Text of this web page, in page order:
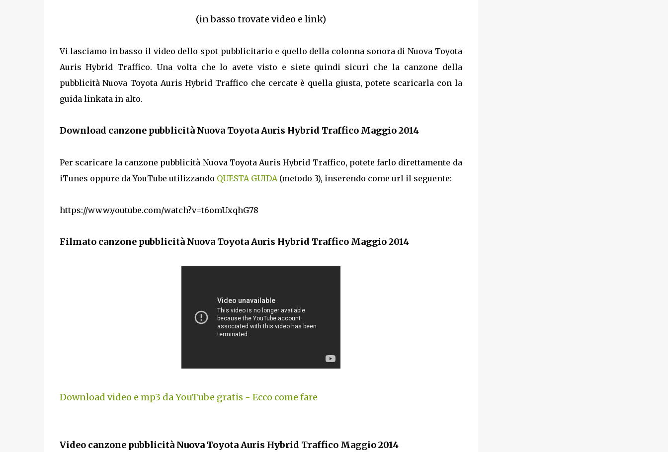
(in basso trovate video e link)
Vi lasciamo in basso il video dello spot pubblicitario e quello della colonna sonora di Nuova Toyota
Auris Hybrid Traffico. Una volta che lo avete visto e siete quindi sicuri che la canzone della
pubblicità Nuova Toyota Auris Hybrid Traffico che cercate è quella giusta, potete scaricarla con la
guida linkata in alto.
Download canzone pubblicità Nuova Toyota Auris Hybrid Traffico Maggio 2014
Per scaricare la canzone pubblicità Nuova Toyota Auris Hybrid Traffico, potete farlo direttamente da
iTunes oppure da YouTube utilizzando QUESTA GUIDA (metodo 3), inserendo come url il seguente:
https://www.youtube.com/watch?v=t6omUxqhG78
Filmato canzone pubblicità Nuova Toyota Auris Hybrid Traffico Maggio 2014
Download video e mp3 da YouTube gratis - Ecco come fare
Video canzone pubblicità Nuova Toyota Auris Hybrid Traffico Maggio 2014